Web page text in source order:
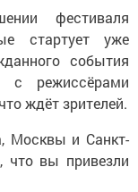
фестиваля
стартует уже
события
с режиссёрами
ждёт зрителей.
Москвы и Санкт-
что вы привезли